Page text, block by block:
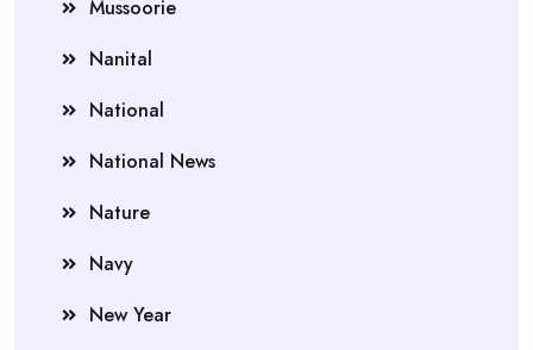
Mussoorie
Nanital
National
National News
Nature
Navy
New Year